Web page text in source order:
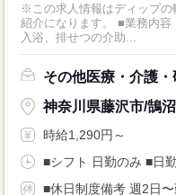
※この求人情報はディップの
紹介になります。 ■業務内容
入浴、排せつの介助...
その他医療・介護
神奈川県藤沢市/鵠
時給1,290円～
■シフト 日勤のみ ■日
■休日制度備考 週2日